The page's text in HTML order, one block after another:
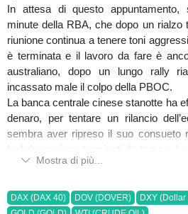
In attesa di questo appuntamento,
minute della RBA, che dopo un rialzo
riunione continua a tenere toni
è terminata e il lavoro da fare è
australiano, dopo un lungo rally
incassato male il colpo della PBOC.
La banca centrale cinese stanotte ha
denaro, per tentare un rilancio
sembra aver ripreso il suo consueto
lockdown siano terminati da tempo.
rallentamento economico da parte
Da non sottovalutare oggi i diversi
della FED e anche della BCE che
Mostra di più...
DAX (DAX 40) DOV (DOVER) DXY (Dollar